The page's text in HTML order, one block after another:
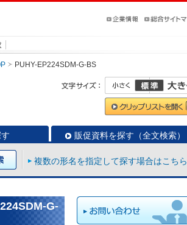
PUHY-EP224SDM-G-BS
販促資料を探す（全文検索）
複数の形名を指定して探す場合はこちら
G-